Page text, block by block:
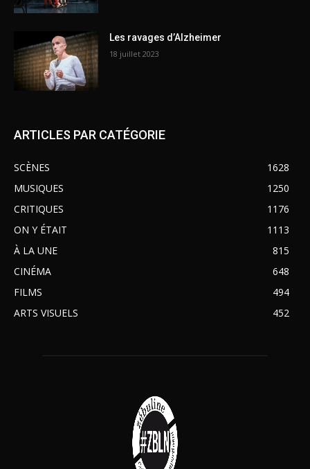
Les ravages d’Alzheimer
18 juillet 2023
ARTICLES PAR CATÉGORIE
SCÈNES
1628
MUSIQUES
1250
CRITIQUES
1176
ON Y ÉTAIT
1113
À LA UNE
815
CINÉMA
648
FILMS
494
ARTS VISUELS
452